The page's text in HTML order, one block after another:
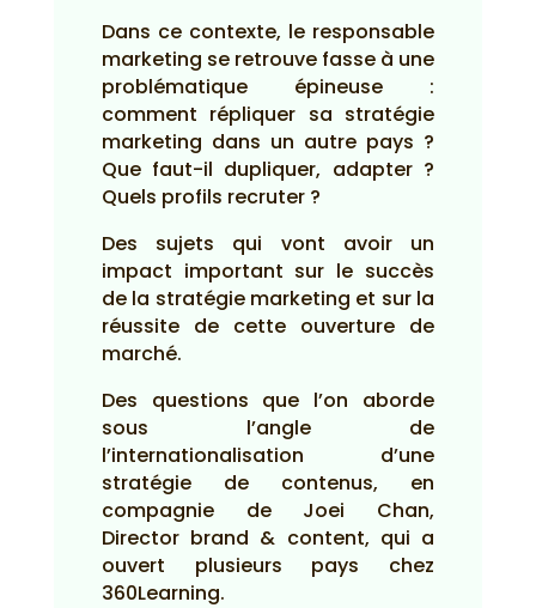
Dans ce contexte, le responsable
marketing se retrouve fasse à une
problématique épineuse :
comment répliquer sa stratégie
marketing dans un autre pays ?
Que faut-il dupliquer, adapter ?
Quels profils recruter ?
Des sujets qui vont avoir un
impact important sur le succès
de la stratégie marketing et sur la
réussite de cette ouverture de
marché.
Des questions que l’on aborde
sous l’angle de
l’internationalisation d’une
stratégie de contenus, en
compagnie de Joei Chan,
Director brand & content, qui a
ouvert plusieurs pays chez
360Learning.